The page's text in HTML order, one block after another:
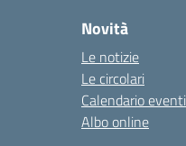
Novità
Le notizie
Le circolari
Calendario eventi
Albo online